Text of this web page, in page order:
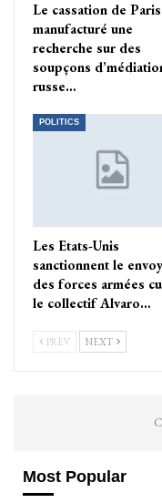
Le cassation de Paris
manufacturé une
recherche sur des
soupçons
russe…
POLITICS
Les Etats-Unis
sanctionnent le
des forces armées
le collectif Alvaro…
PREV NEXT
Most Popular